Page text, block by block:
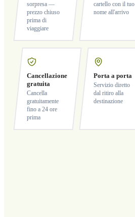
sorpresa —
prezzo chiuso
prima di
viaggiare
cartello con il tuo
nome all'arrivo
Cancellazione
gratuita
Cancella
gratuitamente
fino a 24 ore
prima
Porta a porta
Servizio diretto
dal ritiro alla
destinazione